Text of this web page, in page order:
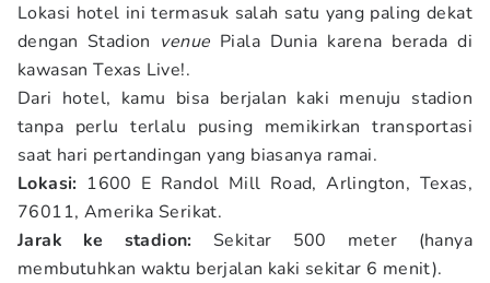
Lokasi hotel ini termasuk salah satu yang paling dekat
dengan Stadion venue Piala Dunia karena berada di
kawasan Texas Live!.
Dari hotel, kamu bisa berjalan kaki menuju stadion
tanpa perlu terlalu pusing memikirkan transportasi
saat hari pertandingan yang biasanya ramai.
Lokasi: 1600 E Randol Mill Road, Arlington, Texas,
76011, Amerika Serikat.
Jarak ke stadion: Sekitar 500 meter (hanya
membutuhkan waktu berjalan kaki sekitar 6 menit).